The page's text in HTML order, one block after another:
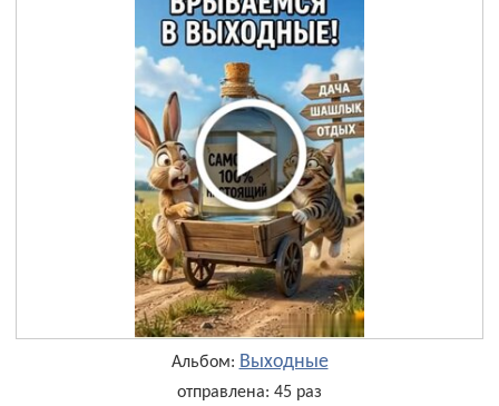
Альбом: Выходные
отправлена: 45 раз